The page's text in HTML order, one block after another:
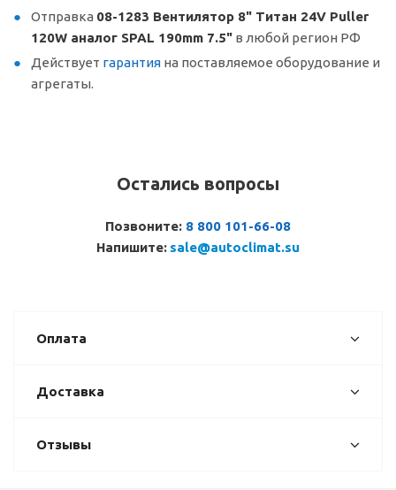
Отправка 08-1283 Вентилятор 8" Титан 24V Puller
120W аналог SPAL 190mm 7.5" в любой регион РФ
Действует гарантия на поставляемое оборудование и
агрегаты.
Остались вопросы
Позвоните: 8 800 101-66-08
Напишите: sale@autoclimat.su
Оплата
Доставка
Отзывы